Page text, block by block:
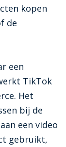
kopen
de
een
TikTok
Het
bij de
een video
gebruikt,